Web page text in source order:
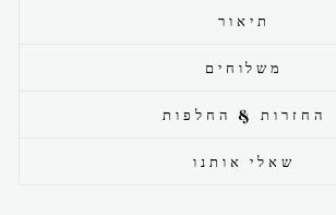
תיאור
משלוחים
החזרות & החלפות
שאלי אותנו